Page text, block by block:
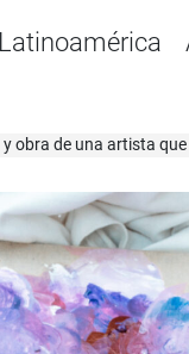
Latinoamérica
de una artista que